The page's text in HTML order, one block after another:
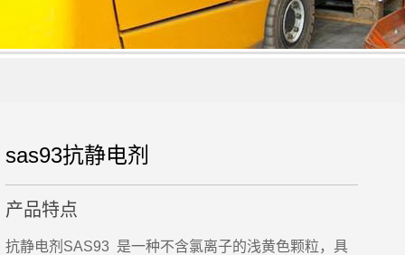
sas93抗静电剂
产品特点
抗静电剂SAS93 是一种不含氯离子的浅黄色颗粒，具